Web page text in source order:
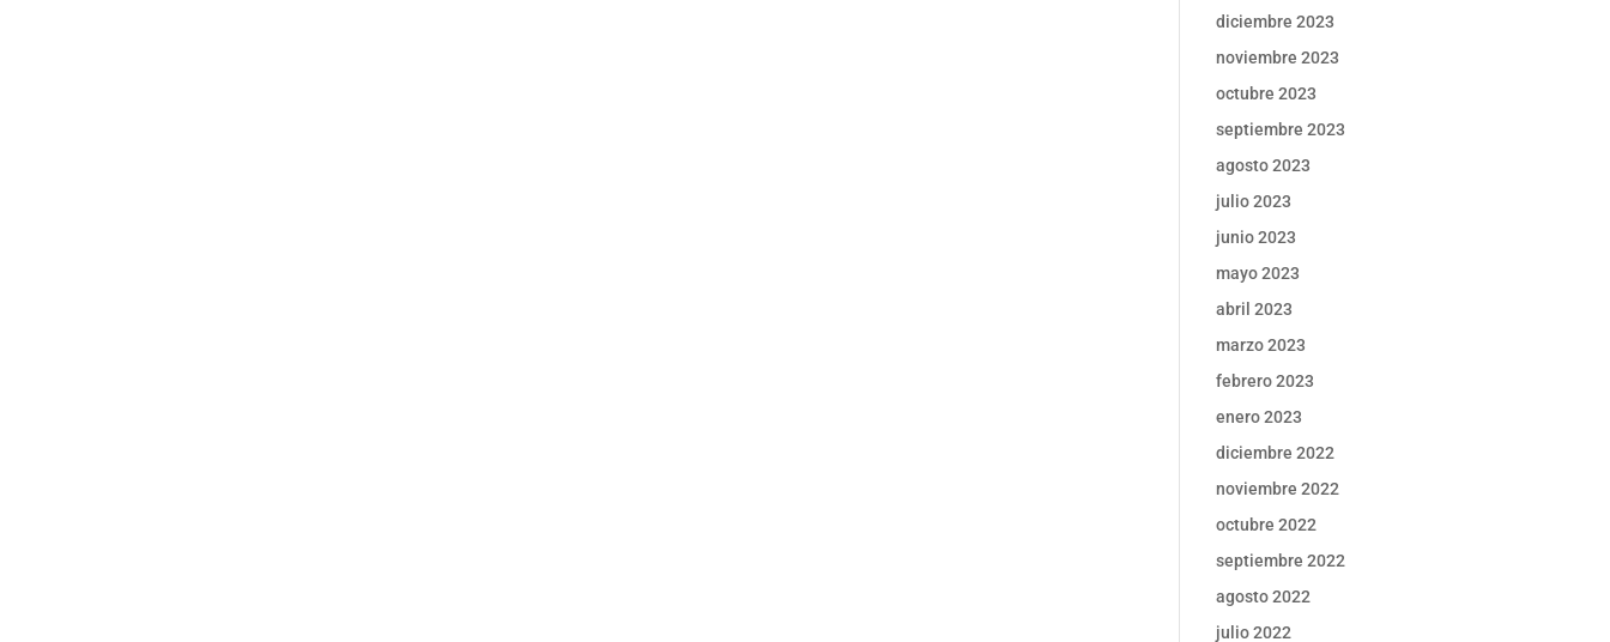
diciembre 2023
noviembre 2023
octubre 2023
septiembre 2023
agosto 2023
julio 2023
junio 2023
mayo 2023
abril 2023
marzo 2023
febrero 2023
enero 2023
diciembre 2022
noviembre 2022
octubre 2022
septiembre 2022
agosto 2022
julio 2022